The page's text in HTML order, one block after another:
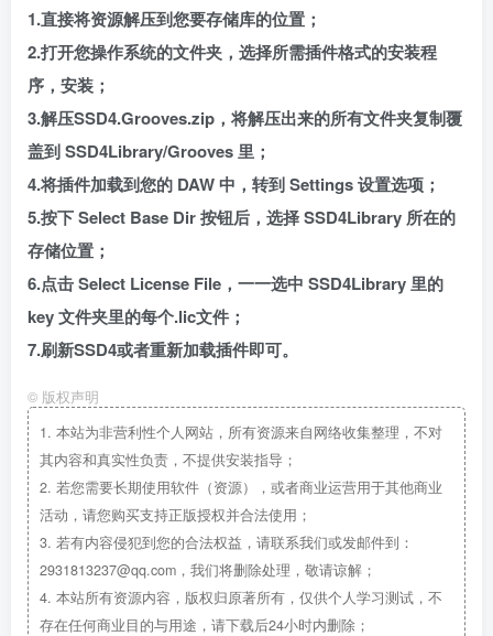
1.直接将资源解压到您要存储库的位置；
2.打开您操作系统的文件夹，选择所需插件格式的安装程
序，安装；
3.解压SSD4.Grooves.zip，将解压出来的所有文件夹复制覆
盖到 SSD4Library/Grooves 里；
4.将插件加载到您的 DAW 中，转到 Settings 设置选项；
5.按下 Select Base Dir 按钮后，选择 SSD4Library 所在的
存储位置；
6.点击 Select License File，一一选中 SSD4Library 里的
key 文件夹里的每个.lic文件；
7.刷新SSD4或者重新加载插件即可。
© 版权声明
1. 本站为非营利性个人网站，所有资源来自网络收集整理，不对
其内容和真实性负责，不提供安装指导；
2. 若您需要长期使用软件（资源），或者商业运营用于其他商业
活动，请您购买支持正版授权并合法使用；
3. 若有内容侵犯到您的合法权益，请联系我们或发邮件到：
2931813237@qq.com，我们将删除处理，敬请谅解；
4. 本站所有资源内容，版权归原著所有，仅供个人学习测试，不
存在任何商业目的与用途，请下载后24小时内删除；